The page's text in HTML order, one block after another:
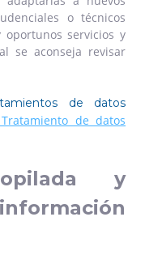
o técnicos
servicios y
se aconseja revisar
de datos
Tratamiento de datos
y